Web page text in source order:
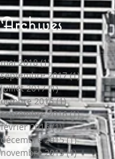
Archives
mai 2018 (1)1 post
septembre 2017 (1)1 post
juillet 2017 (1)1 post
octobre 2016 (1)1 post
septembre 2016 (1)1 post
février 2016 (1)1 post
décembre 2015 (1)1 post
novembre 2015 (1)1 post